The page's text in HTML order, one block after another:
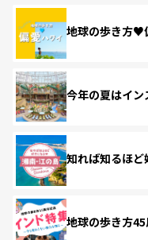
地球の歩き方♥
今年の夏はイン
知れば知るほ
地球の歩き方